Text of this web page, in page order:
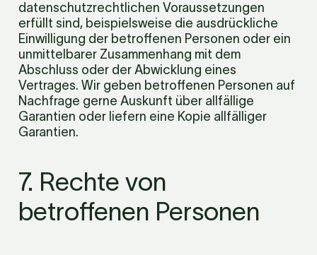
datenschutzrechtlichen Voraussetzungen
erfüllt sind, beispielsweise die ausdrückliche
Einwilligung der betroffenen Personen oder ein
unmittelbarer Zusammenhang mit dem
Abschluss oder der Abwicklung eines
Vertrages. Wir geben betroffenen Personen auf
Nachfrage gerne Auskunft über allfällige
Garantien oder liefern eine Kopie allfälliger
Garantien.
7. Rechte von
betroffenen Personen